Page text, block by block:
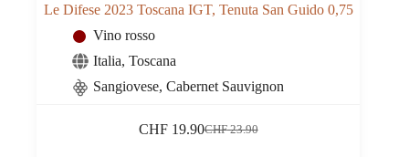
Le Difese 2023 Toscana IGT, Tenuta San Guido 0,75
Vino rosso
Italia, Toscana
Sangiovese, Cabernet Sauvignon
CHF23.90
Il
CHF19.90
Il